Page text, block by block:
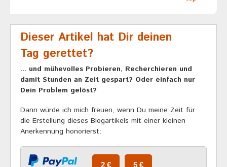
Dieser Artikel hat Dir deinen
Tag gerettet?
... und mühevolles Probieren, Recherchieren und
damit Stunden an Zeit gespart? Oder einfach nur
Dein Problem gelöst?
Dann würde ich mich freuen, wenn Du meine Zeit für
die Erstellung dieses Blogartikels mit einer kleinen
Anerkennung honorierst: